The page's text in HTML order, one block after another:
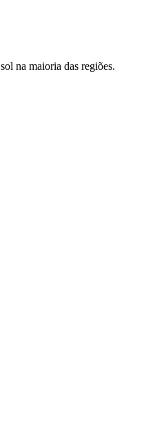
na maioria das regiões.